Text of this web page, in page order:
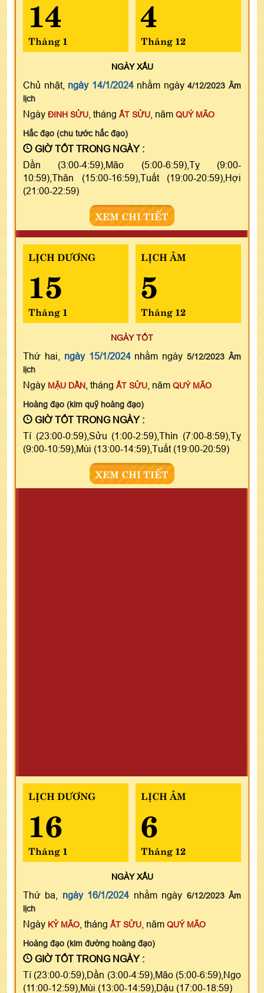
14
Tháng 1
4
Tháng 12
NGÀYXẤU
Chủ nhật, ngày 14/1/2024nhằm ngày4/12/2023 Âm
lịch
Ngày ĐINH SỬU , tháng ẤT SỬU , năm QUÝ MÃO
Hắc đạo (chu tước hắc đạo)
GIỜ TỐT TRONG NGÀY :
Dần (3:00-4:59),Mão (5:00-6:59),Tỵ (9:00-
10:59),Thân (15:00-16:59),Tuất (19:00-20:59),Hợi
(21:00-22:59)
XEM CHI TIẾT
LỊCH DƯƠNG
15
Tháng 1
LỊCH ÂM
5
Tháng 12
NGÀY TỐT
Thứ hai, ngày 15/1/2024nhằm ngày5/12/2023 Âm
lịch
Ngày MẬU DẦN , tháng ẤT SỬU , năm QUÝ MÃO
Hoàng đạo (kim quỹ hoàng đạo)
GIỜ TỐT TRONG NGÀY :
Tí (23:00-0:59),Sửu (1:00-2:59),Thìn (7:00-8:59),Tỵ
(9:00-10:59),Mùi (13:00-14:59),Tuất (19:00-20:59)
XEM CHI TIẾT
LỊCH DƯƠNG
16
Tháng 1
LỊCH ÂM
6
Tháng 12
NGÀYXẤU
Thứ ba, ngày 16/1/2024 nhằm ngày 6/12/2023 Âm
lịch
Ngày KỶ MÃO , tháng ẤT SỬU , năm QUÝ MÃO
Hoàng đạo (kim đường hoàng đạo)
GIỜ TỐT TRONG NGÀY :
Tí (23:00-0:59),Dần (3:00-4:59),Mão (5:00-6:59),Ngọ
(11:00-12:59),Mùi (13:00-14:59),Dậu (17:00-18:59)